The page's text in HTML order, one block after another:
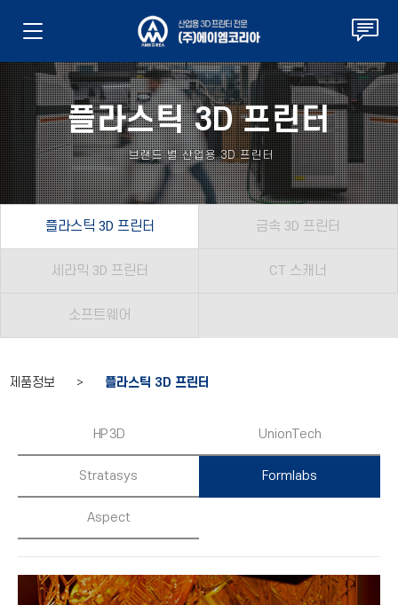
플라스틱 3D 프린터
브랜드 별 산업용 3D 프린터
플라스틱 3D 프린터 금속 3D 프린터
세라믹 3D 프린터 CT 스캐너
소프트웨어
제품정보 > 플라스틱 3D 프린터
HP 3D UnionTech
Stratasys Formlabs
Aspect